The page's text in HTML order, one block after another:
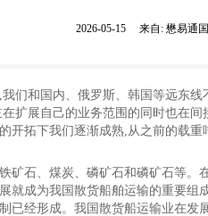
2026-05-15 来自: 懋易通
们和国内、俄罗斯、韩国等远东
扩展自己的业务范围的同时也在
开拓下我们逐渐成熟,从之前的载
矿石、煤炭、磷矿石和磷矿石等
就成为我国散货船舶运输的重要
已经形成。我国散货船运输业在